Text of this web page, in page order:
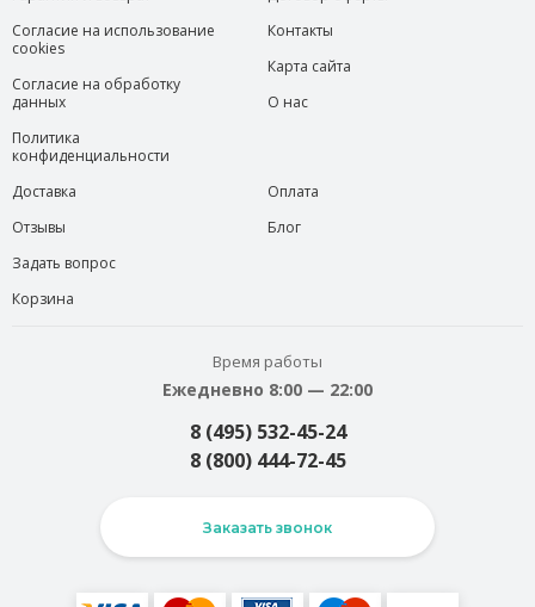
Согласие на использование
cookies
Согласие на обработку
данных
Политика
конфиденциальности
Контакты
Карта сайта
О нас
Доставка
Отзывы
Задать вопрос
Корзина
Оплата
Блог
Время работы
Ежедневно 8:00 — 22:00
8 (495) 532-45-24
8 (800) 444-72-45
Заказать звонок